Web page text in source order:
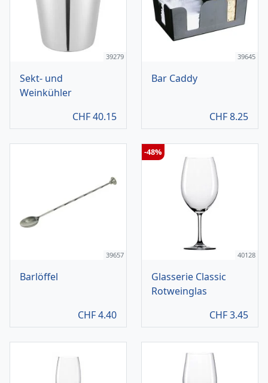
39279
Sekt- und
Weinkühler
CHF40.15
39645
Bar Caddy
CHF8.25
39657
Barlöffel
CHF4.40
40128
Glasserie Classic
Rotweinglas
CHF3.45
-48%